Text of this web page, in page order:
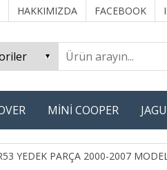
HAKKIMIZDA FACEBOOK
MİNİ COOPER
YEDEK PARÇA 2000-2007